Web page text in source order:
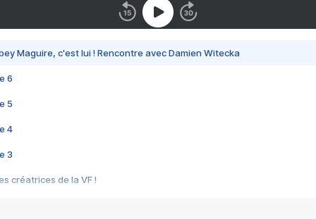
Maguire, c'est lui ! Rencontre avec Damien Witecka
6
5
4
3
créatrices de la VF !